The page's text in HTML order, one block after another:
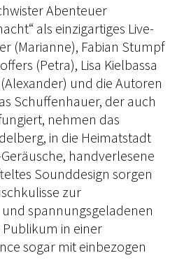
Abenteuer
als einzigartiges Live-
(Marianne), Fabian Stumpf
(Petra), Lisa Kielbassa
und die Autoren
Schuffenhauer, der auch
nehmen das
in die Heimatstadt
handverlesene
Sounddesign sorgen
zur
spannungsgeladenen
Publikum in einer
sogar mit einbezogen